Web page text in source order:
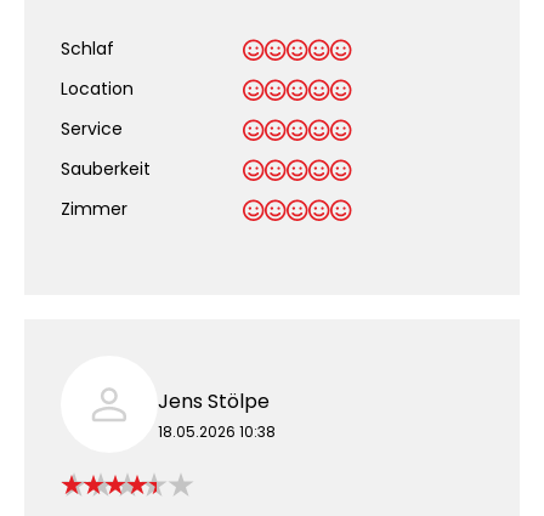
Schlaf
Location
Service
Sauberkeit
Zimmer
Jens Stölpe
18.05.2026 10:38